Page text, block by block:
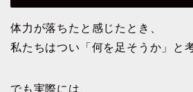
体力が落ちたと感じたとき、
私たちはつい「何を足そうか」と
でも実際には、